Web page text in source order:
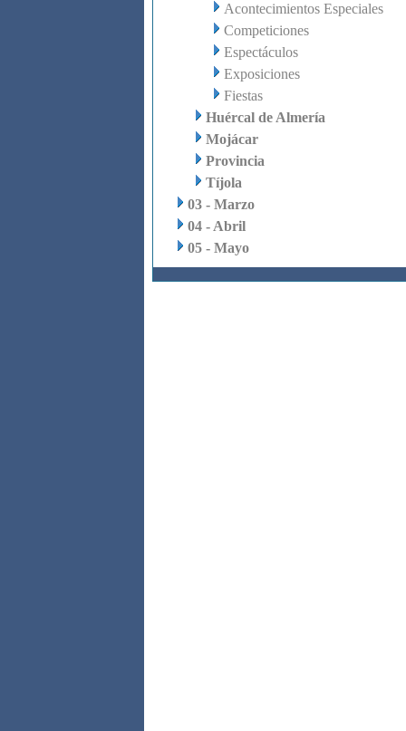
Acontecimientos Especiales
Competiciones
Espectáculos
Exposiciones
Fiestas
Huércal de Almería
Mojácar
Provincia
Tíjola
03 - Marzo
04 - Abril
05 - Mayo